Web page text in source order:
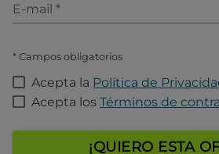
E-mail *
* Campos obligatorios
Acepta la Política de
Acepta los Términos de
¡QUIERO ESTA